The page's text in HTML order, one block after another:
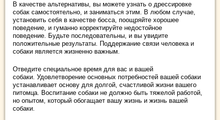
В качестве альтернативы, вы можете узнать о дрессировке
собак самостоятельно, и заниматься этим. В любом случае,
установить себя в качестве босса, поощряйте хорошее
поведение, и гуманно корректируйте недостойное
поведение. Будьте последовательны, и вы увидите
положительные результаты. Поддержание связи человека и
собаки является жизненно важным.
Отведите специальное время для вас и вашей
собаки. Удовлетворение основных потребностей вашей собаки
устанавливает основу для долгой, счастливой жизни вашего
питомца. Воспитание собаки не должно быть тяжелой работой,
но опытом, который обогащает вашу жизнь и жизнь вашей
собаки.